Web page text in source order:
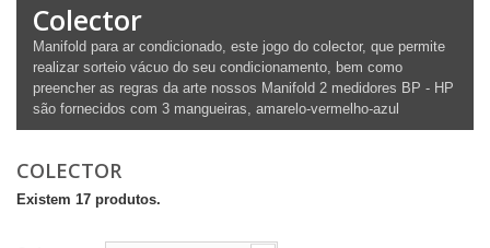
Colector
Manifold para ar condicionado, este jogo do colector, que permite
realizar sorteio vácuo do seu condicionamento, bem como
preencher as regras da arte nossos Manifold 2 medidores BP - HP
são fornecidos com 3 mangueiras, amarelo-vermelho-azul
COLECTOR
Existem 17 produtos.